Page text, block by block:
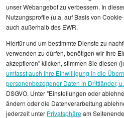
Vertragsmanager/in
Alle angezeigten
statistischen Erhebungen
Durchschnittswerte und die
einzelnen
unser Webangebot zu verbessern. In
Nutzungsprofile (u.a. auf Basis von
auch außerhalb des EWR.
Hierfür und um bestimmte Dienste zu
verwenden zu dürfen, benötigen wir Ihre
akzeptieren" klicken, stimmen Sie diesen
umfasst auch Ihre Einwilligung in die
personenbezogener Daten in Drittländer,
DSGVO. Unter "Einstellungen oder
ändern oder die Datenverarbeitung
jederzeit unter Privatsphäream